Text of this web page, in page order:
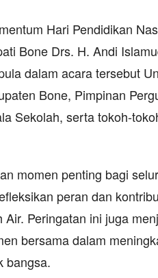
Hari Pendidikan
Bone Drs. H. Andi
dalam acara tersebut
Bone, Pimpinan
Sekolah, serta tokoh-
momen penting bagi
peran dan
Peringatan ini juga
bersama dalam
bangsa.